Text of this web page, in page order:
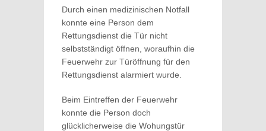
Durch einen medizinischen Notfall
konnte eine Person dem
Rettungsdienst die Tür nicht
selbstständigt öffnen, woraufhin die
Feuerwehr zur Türöffnung für den
Rettungsdienst alarmiert wurde.
Beim Eintreffen der Feuerwehr
konnte die Person doch
glücklicherweise die Wohungstür